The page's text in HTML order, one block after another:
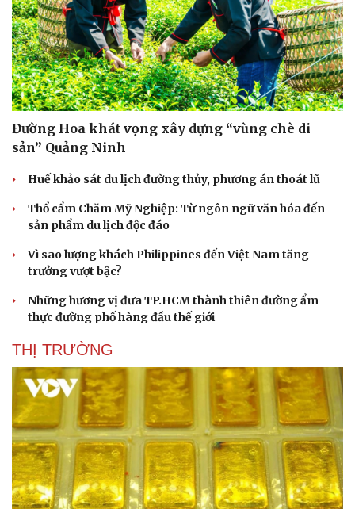
Đường Hoa khát vọng xây dựng “vùng chè di
sản” Quảng Ninh
Huế khảo sát du lịch đường thủy, phương án thoát lũ
Thổ cẩm Chăm Mỹ Nghiệp: Từ ngôn ngữ văn hóa đến
sản phẩm du lịch độc đáo
Vì sao lượng khách Philippines đến Việt Nam tăng
trưởng vượt bậc?
Những hương vị đưa TP.HCM thành thiên đường ẩm
thực đường phố hàng đầu thế giới
THỊ TRƯỜNG